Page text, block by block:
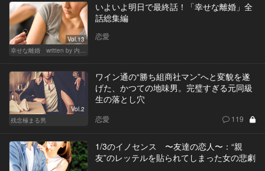
Vol.13
幸せな離婚 written by 内埜さくら
いよいよ明日で最終話！「幸せな離婚」全
話総集編
恋愛
Vol.2
残念極まる男
ワイン通の“勝ち組商社マン”へと変貌を遂
げた、かつての地味男。完璧すぎる元同級
生の落とし穴
恋愛 119
1/3のイノセンス 〜友達の恋人〜：“親
友”のレッテルを貼られてしまった女の悲劇